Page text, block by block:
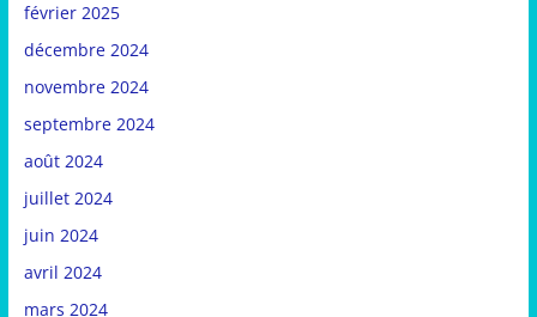
février 2025
décembre 2024
novembre 2024
septembre 2024
août 2024
juillet 2024
juin 2024
avril 2024
mars 2024